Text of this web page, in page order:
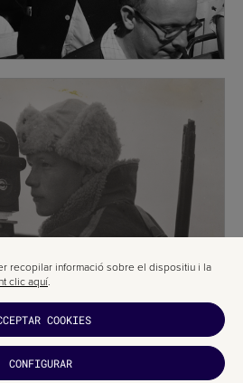
recopilar informació sobre el dispositiu i la
clic aquí.
COOKIES
CONFIGURAR